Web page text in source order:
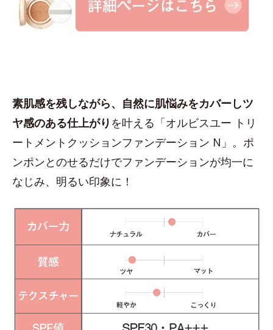
素肌感を残しながら、自然に肌悩みをカバーしツ
ヤ感のある仕上がり を叶える「オルビスユー トリ
ートメントクッションファンデーション N」。ポ
ンポンとのせるだけでファンデーションが均一に
なじみ、明るい印象に！